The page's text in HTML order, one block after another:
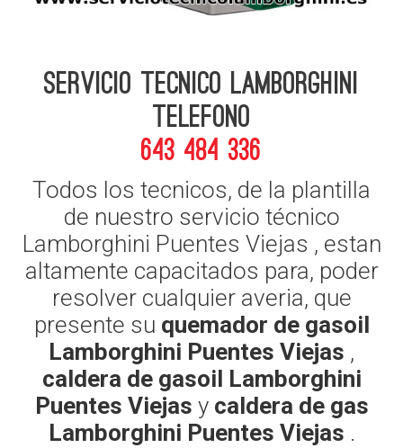
Servicio Tecnico Lamborghini
telefono
643 484 336
Todos los tecnicos, de la plantilla
de nuestro servicio técnico
Lamborghini Puentes Viejas , estan
altamente capacitados para, poder
resolver cualquier averia, que
presente su quemador de gasoil
Lamborghini Puentes Viejas ,
caldera de gasoil Lamborghini
Puentes Viejas y caldera de gas
Lamborghini Puentes Viejas .